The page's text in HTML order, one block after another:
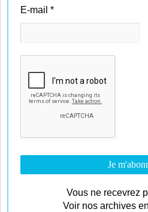
E-mail*
Vous ne recevrez
Voir nos archives